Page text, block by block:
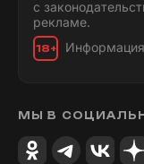
с
рекламе.
18+ Информация
МЫ В